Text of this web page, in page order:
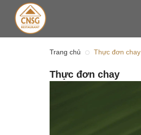
Trang chủ Thực đơn chay
Thực đơn chay